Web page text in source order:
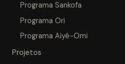
Programa Sankofa
Programa Ori
Programa Aiyê-Omi
Projetos